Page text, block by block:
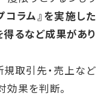
コラム』を実施した
るなど成果があり
取引先・売上など
効果を判断。